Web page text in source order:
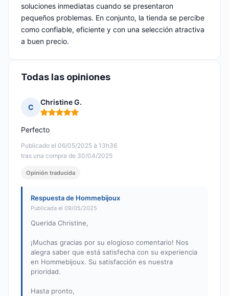
soluciones inmediatas cuando se presentaron
pequeños problemas. En conjunto, la tienda se percibe
como confiable, eficiente y con una selección atractiva
a buen precio.
Todas las opiniones
C
Christine G.
Nota: 5 de 5
Publicado el 06/05/2025 à 13h36
tras una compra de 30/04/2025
Perfecto
Opinión traducida
Respuesta de Hommebijoux
Publicada el 09/05/2025
Querida Christine,
¡Muchas gracias por su elogioso comentario! Nos
alegra saber que está satisfecha con su experiencia
en Hommebijoux. Su satisfacción es nuestra
prioridad.
Hasta pronto,